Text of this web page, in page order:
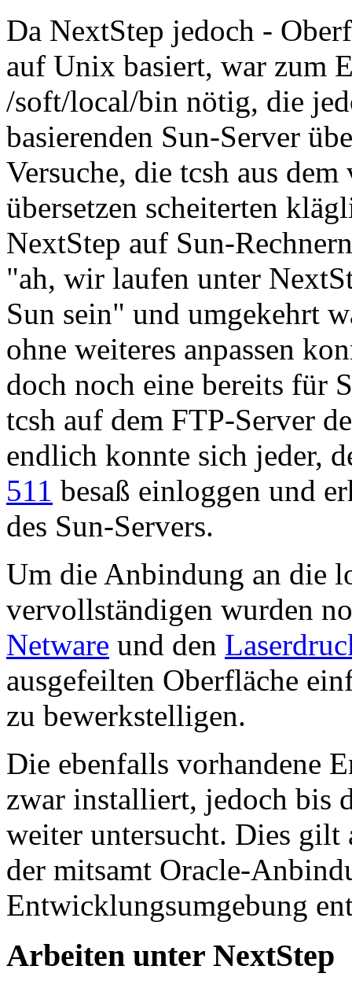
Da NextStep jedoch -
auf Unix basiert, war zum
/soft/local/bin nötig, die
basierenden Sun-Server
Versuche, die tcsh aus
übersetzen scheiterten
NextStep auf Sun-
"ah, wir laufen unter
Sun sein" und umgekehrt
ohne weiteres anpassen
doch noch eine bereits für
tcsh auf dem FTP-Server
endlich konnte sich jeder,
511 besaß einloggen und
des Sun-Servers.
Um die Anbindung an die
vervollständigen wurden
Netware und den
ausgefeilten Oberfläche
zu bewerkstelligen.
Die ebenfalls vorhandene
zwar installiert, jedoch bis
weiter untersucht. Dies gilt
der mitsamt Oracle-
Entwicklungsumgebung
Arbeiten unter NextStep